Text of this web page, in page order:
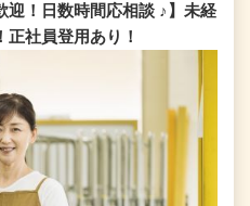
迎！日数時間応相談 ♪】未経
社員登用あり！